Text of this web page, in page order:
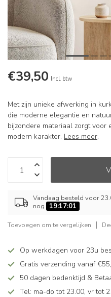
€39,50 Incl. btw
Met zijn unieke afwerking in
die moderne elegantie en
bijzondere materiaal zorgt voor
modern karakter. Lees meer.
Vandaag besteld voor
nog
19:17:01
Toevoegen om te vergelijken
Op werkdagen voor 23u
Gratis verzending vanaf
50 dagen bedenktijd &
Tel: ma-do tot 23.00, vr tot